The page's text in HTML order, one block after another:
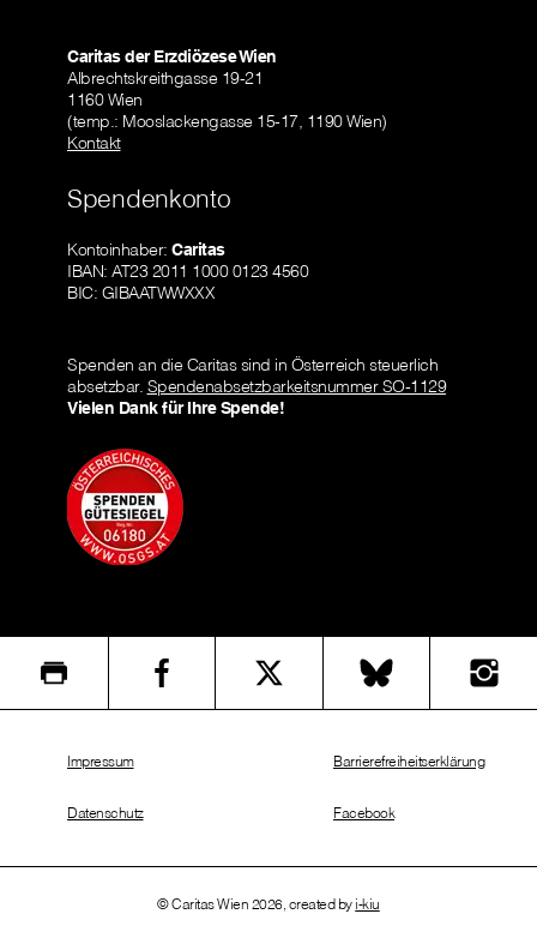
Caritas der Erzdiözese Wien
Albrechtskreithgasse 19-21
1160 Wien
(temp.: Mooslackengasse 15-17, 1190 Wien)
Kontakt
Spendenkonto
Kontoinhaber: Caritas
IBAN: AT23 2011 1000 0123 4560
BIC: GIBAATWWXXX
Spenden an die Caritas sind in Österreich steuerlich
absetzbar. Spendenabsetzbarkeitsnummer SO-1129
Vielen Dank für Ihre Spende!
© Caritas Wien 2026, created by i-kiu
Impressum
Datenschutz
Barrierefreiheitserklärung
Facebook